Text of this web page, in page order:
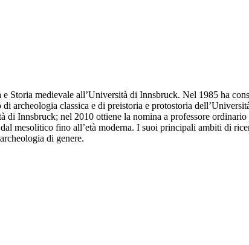
Storia medievale all’Università di Innsbruck. Nel 1985 ha
archeologia classica e di preistoria e protostoria
Innsbruck; nel 2010 ottiene la nomina a professore
mesolitico fino all’età moderna. I suoi principali ambiti di
di genere.